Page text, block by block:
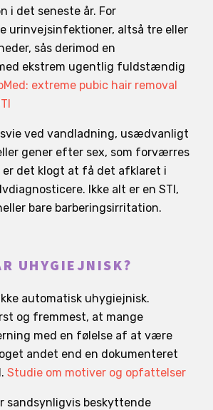
i det seneste år. For
urinvejsinfektioner, altså tre eller
sås derimod en
ekstrem ugentlig fuldstændig
extreme pubic hair removal
ved vandladning, usædvanligt
gener efter sex, som forværres
er det klogt at få det afklaret i
Ikke alt er en STI,
bare barberingsirritation.
UHYGIEJNISK?
automatisk uhygiejnisk.
og fremmest, at mange
med en følelse af at være
andet end en dokumenteret
Studie om motiver og opfattelser
sandsynligvis beskyttende